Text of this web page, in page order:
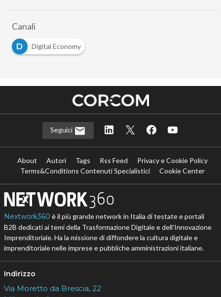
Canali
D
Digital Economy
Seguici
About Autori Tags Rss Feed
Privacy e Cookie Policy
Terms&Conditions Contenuti Specialistici
Cookie Center
Nextwork360 è il più grande network in Italia di testate e portali
B2B dedicati ai temi della Trasformazione Digitale e dell’Innovazione
Imprenditoriale. Ha la missione di diffondere la cultura digitale e
imprenditoriale nelle imprese e pubbliche amministrazioni italiane.
Indirizzo
Via Moretto da Brescia, 22